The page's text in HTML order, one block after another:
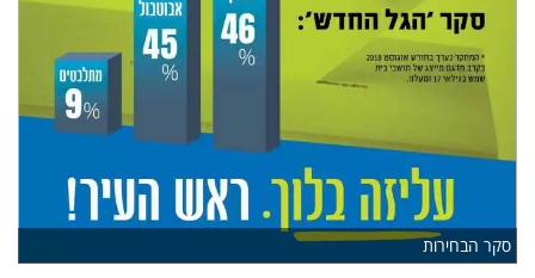
סקר הבחירות